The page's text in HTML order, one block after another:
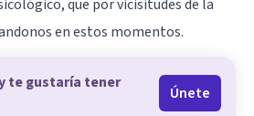
que por vicisitudes de la
en estos momentos.
te gustaría tener
Únete